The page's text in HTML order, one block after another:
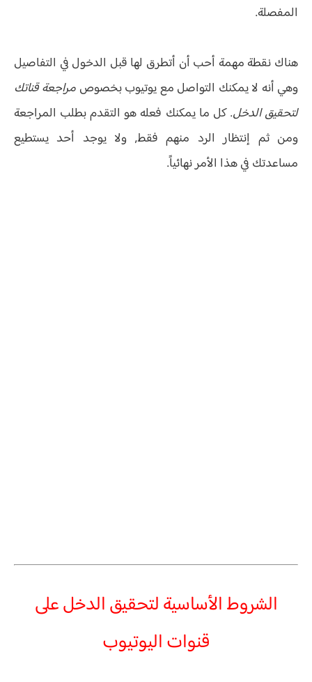
المفصلة.
هناك نقطة مهمة أحب أن أتطرق لها قبل الدخول في التفاصيل
وهي أنه لا يمكنك التواصل مع يوتيوب بخصوص مراجعة قناتك
لتحقيق الدخل. كل ما يمكنك فعله هو التقدم بطلب المراجعة
ومن ثم إنتظار الرد منهم فقط, ولا يوجد أحد يستطيع
مساعدتك في هذا الأمر نهائياً.
الشروط الأساسية لتحقيق الدخل على
قنوات اليوتيوب